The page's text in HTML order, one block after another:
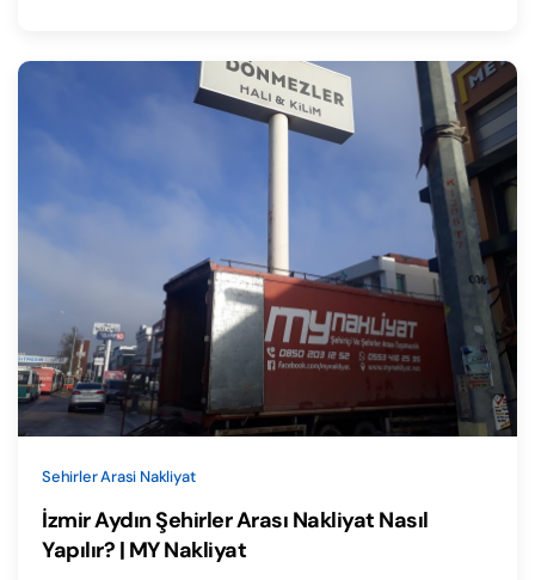
Sehirler Arasi Nakliyat
İzmir Aydın Şehirler Arası Nakliyat Nasıl
Yapılır? | MY Nakliyat